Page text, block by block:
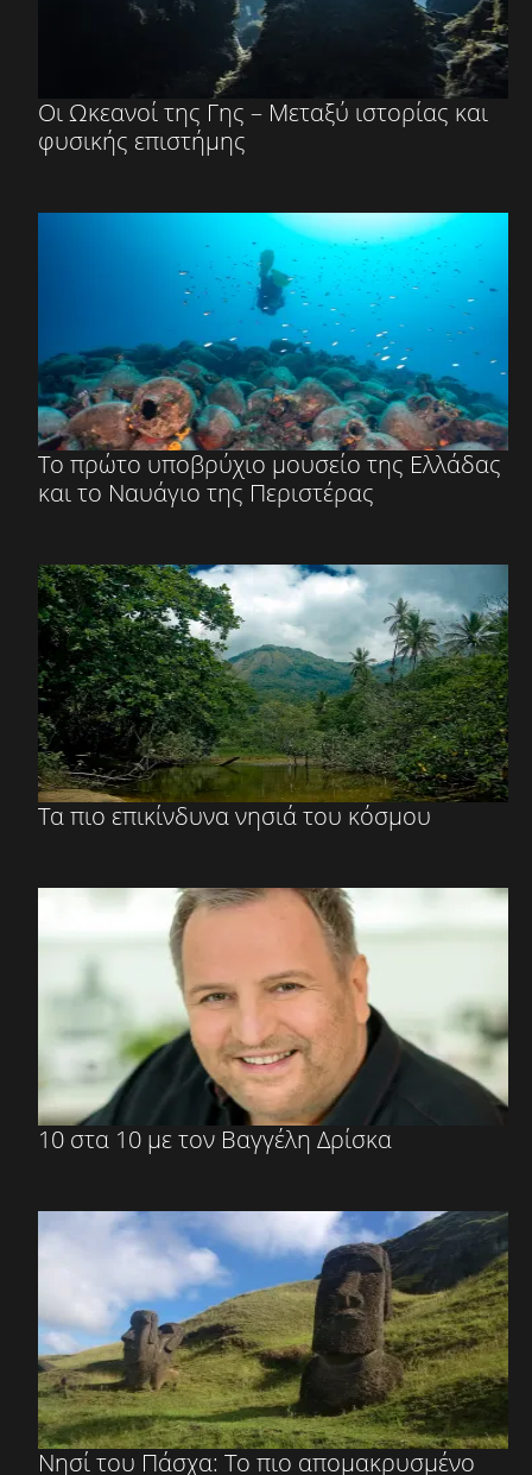
Οι Ωκεανοί της Γης – Μεταξύ ιστορίας και
φυσικής επιστήμης
Το πρώτο υποβρύχιο μουσείο της Ελλάδας
και το Ναυάγιο της Περιστέρας
Τα πιο επικίνδυνα νησιά του κόσμου
10 στα 10 με τον Βαγγέλη Δρίσκα
Νησί του Πάσχα: Το πιο απομακρυσμένο